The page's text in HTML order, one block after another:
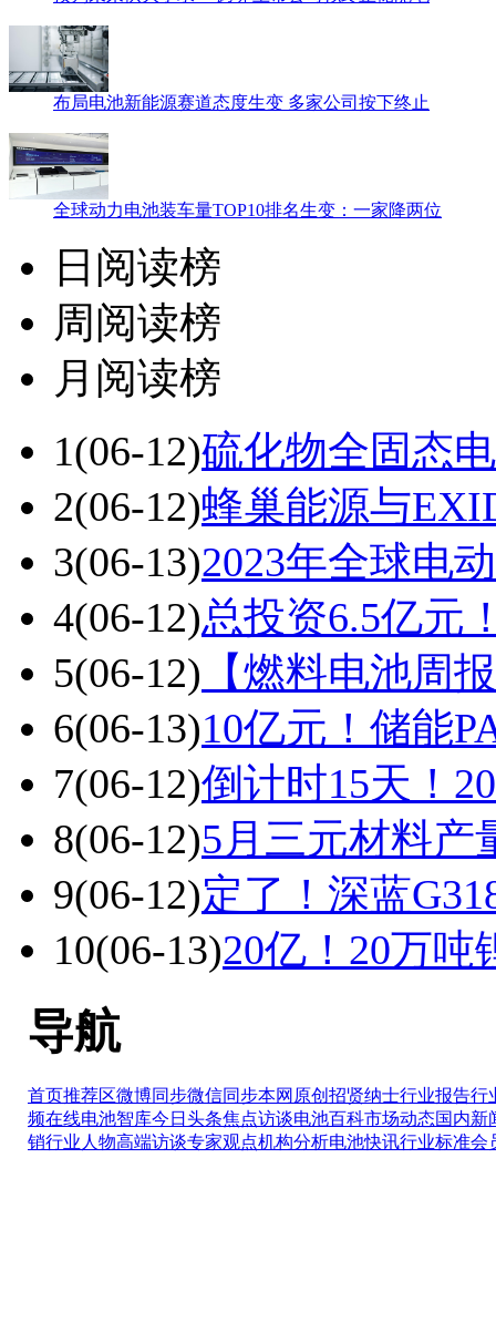
布局电池新能源赛道态度生变 多家公司按下终止
全球动力电池装车量TOP10排名生变：一家降两位
日阅读榜
周阅读榜
月阅读榜
1(06-12)硫化物全固态
2(06-12)蜂巢能源与
3(06-13)2023年全球电
4(06-12)总投资6.5亿元
5(06-12) 【燃料电池周
6(06-13)10亿元！储能
7(06-12)倒计时15天！
8(06-12)5月三元材料产
9(06-12)定了！深蓝
10(06-13)20亿！20万
导航
首页推荐区微博同步微信同步本网原创 招贤纳士行业报告行
频在线电池智库今日头条焦点访谈电池百科市场动态国内新
销行业人物高端访谈专家观点机构分析电池快讯行业标准会